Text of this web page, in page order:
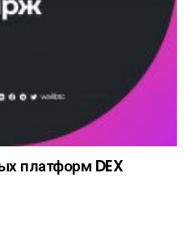
платформ DEX